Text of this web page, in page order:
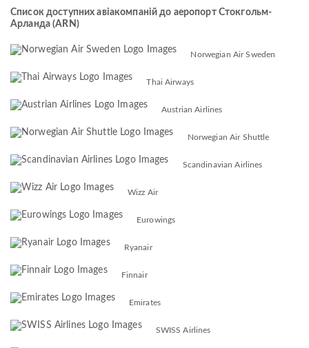
Список доступних авіакомпаній до аеропорт Стокгольм-
Арланда (ARN)
Norwegian Air Sweden
Thai Airways
Austrian Airlines
Norwegian Air Shuttle
Scandinavian Airlines
Wizz Air
Eurowings
Ryanair
Finnair
Emirates
SWISS Airlines